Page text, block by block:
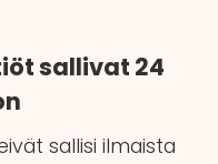
sallivat 24
sallisi ilmaista